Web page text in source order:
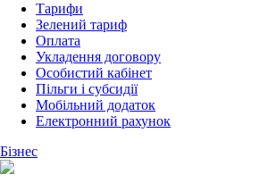
Тарифи
Зелений тариф
Оплата
Укладення договору
Особистий кабінет
Пільги і субсидії
Мобільний додаток
Електронний рахунок
Бізнес